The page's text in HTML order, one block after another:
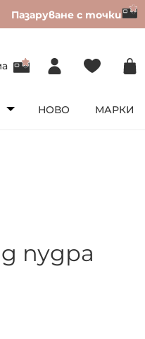
Пазаруване с точки
НОВО МАРКИ
пудра